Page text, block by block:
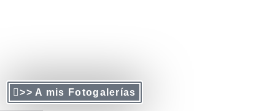
>> A mis Fotogalerías